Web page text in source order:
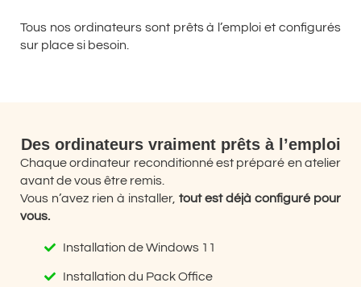
Tous nos ordinateurs sont prêts à l’emploi et configurés
sur place si besoin.
Des ordinateurs vraiment prêts à l’emploi
Chaque ordinateur reconditionné est préparé en atelier
avant de vous être remis.
Vous n’avez rien à installer, tout est déjà configuré pour
vous.
Installation de Windows 11
Installation du Pack Office